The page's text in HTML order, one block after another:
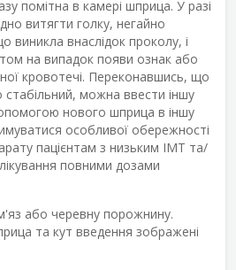
помітна в камері шприца. У разі
витягти голку, негайно
виникла внаслідок проколу, і
на випадок появи ознак або
кровотечі. Переконавшись, що
стабільний, можна ввести іншу
нового шприца в іншу
особливої обережності
пацієнтам з низьким ІМТ та/
повними дозами
або черевну порожнину.
та кут введення зображені